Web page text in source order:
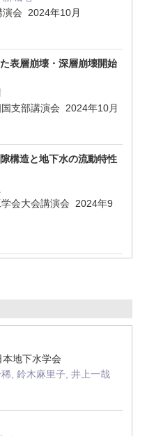
演会 2024年10月
表層崩壊・深層崩壊開始
支部講演会 2024年10月
構造と地下水の流動特性
会大会講演会 2024年9
地下水学会
, 鈴木麻里子, 井上一哉